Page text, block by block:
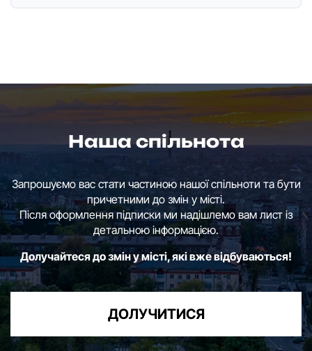
Наша спільнота
Запрошуємо вас стати частиною нашої спільноти та бути
причетними до змін у місті.
Після оформлення підписки ми надішлемо вам лист із
детальною інформацією.
Долучайтеся до змін у місті, які вже відбуваються!
ДОЛУЧИТИСЯ